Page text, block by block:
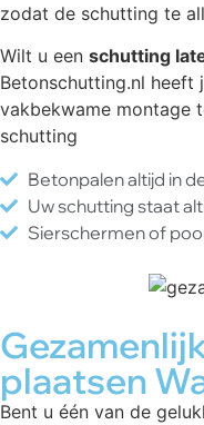
zodat de schutting te
Wilt u een schutting
Betonschutting.nl heeft
vakbekwame montage
schutting
Betonpalen altijd in
Uw schutting staat
Sierschermen of
plaatsen
Bent u één van de